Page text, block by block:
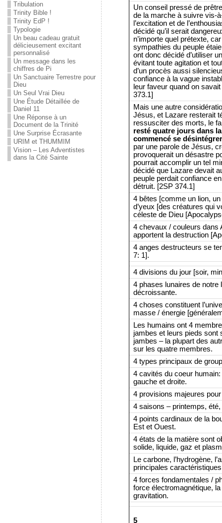
Tribulation
Trinity Bible !
Trinity EdP !
Typologie
Un beau cadeau gratuit
délicieusement excitant
personnalisé
Un message dans les
chiffres de Pi
Un Sanctuaire Terrestre pour
Dieu
Un Seul Vrai Dieu
Une Étude Détaillée de
Daniel 11
Une Réponse à un
Document de la Trinité
Une Surprise Écrasante
URIM et THUMMIM
Vision – Les Adventistes
dans la Cité Sainte
Un conseil pressé de
de la marche à suivre vis-
l’excitation et de
décidé qu’il serait
n’importe quel prétexte,
sympathies du peuple
ont donc décidé d’utiliser
évitant toute agitation et
d’un procès aussi
confiance à la vague
leur faveur quand on
373.1]
Mais une autre
Jésus, et Lazare resterait
ressusciter des morts, le
resté quatre jours dans
commencé se désintégrer
par une parole de Jésus,
provoquerait un désastre
pourrait accomplir un tel
décidé que Lazare devait
peuple perdait confiance
détruit. [2SP 374.1]
4 bêtes [comme un lion,
d’yeux [des créatures qui
céleste de Dieu
4 chevaux / couleurs dans
apportent la destruction
4 anges destructeurs se
7: 1].
4 divisions du jour [soir,
4 phases lunaires de
décroissante.
4 choses constituent
masse / énergie
Les humains ont 4
jambes et leurs pieds sont
jambes – la plupart des
sur les quatre membres.
4 types principaux de
4 cavités du coeur humain:
gauche et droite.
4 provisions majeures
4 saisons – printemps,
4 points cardinaux de la
Est et Ouest.
4 états de la matière sont
solide, liquide, gaz et
Le carbone, l’hydrogène,
principales
4 forces fondamentales /
force électromagnétique,
gravitation.
5